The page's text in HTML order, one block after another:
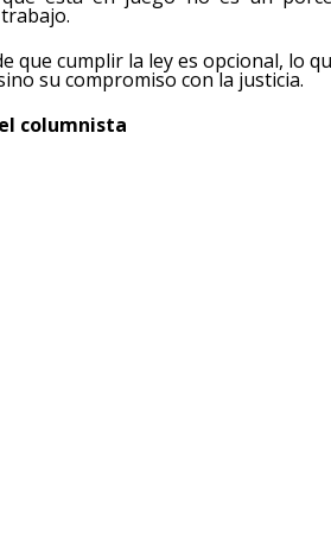
que cumplir la ley es opcional, lo
su compromiso con la justicia.
columnista